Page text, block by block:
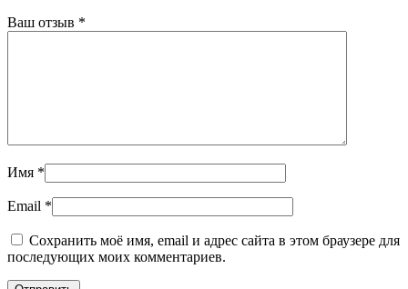
Ваш отзыв *
Имя *
Email *
Сохранить моё имя, email и адрес сайта в этом браузере для
последующих моих комментариев.